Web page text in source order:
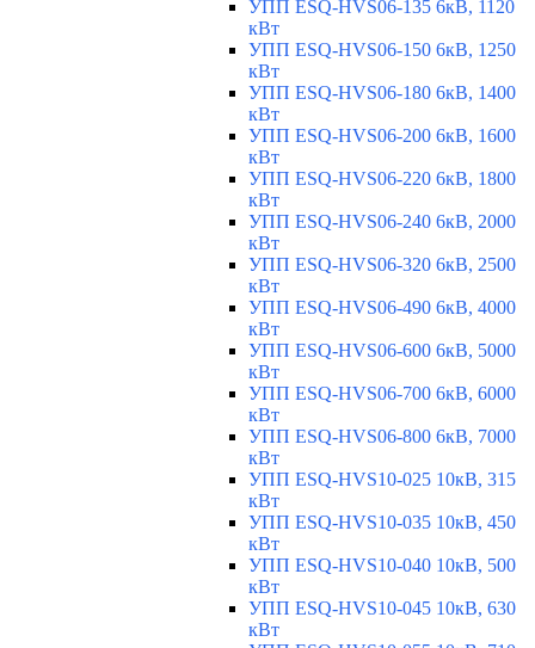
УПП ESQ-HVS06-135 6кВ, 1120
кВт
УПП ESQ-HVS06-150 6кВ, 1250
кВт
УПП ESQ-HVS06-180 6кВ, 1400
кВт
УПП ESQ-HVS06-200 6кВ, 1600
кВт
УПП ESQ-HVS06-220 6кВ, 1800
кВт
УПП ESQ-HVS06-240 6кВ, 2000
кВт
УПП ESQ-HVS06-320 6кВ, 2500
кВт
УПП ESQ-HVS06-490 6кВ, 4000
кВт
УПП ESQ-HVS06-600 6кВ, 5000
кВт
УПП ESQ-HVS06-700 6кВ, 6000
кВт
УПП ESQ-HVS06-800 6кВ, 7000
кВт
УПП ESQ-HVS10-025 10кВ, 315
кВт
УПП ESQ-HVS10-035 10кВ, 450
кВт
УПП ESQ-HVS10-040 10кВ, 500
кВт
УПП ESQ-HVS10-045 10кВ, 630
кВт